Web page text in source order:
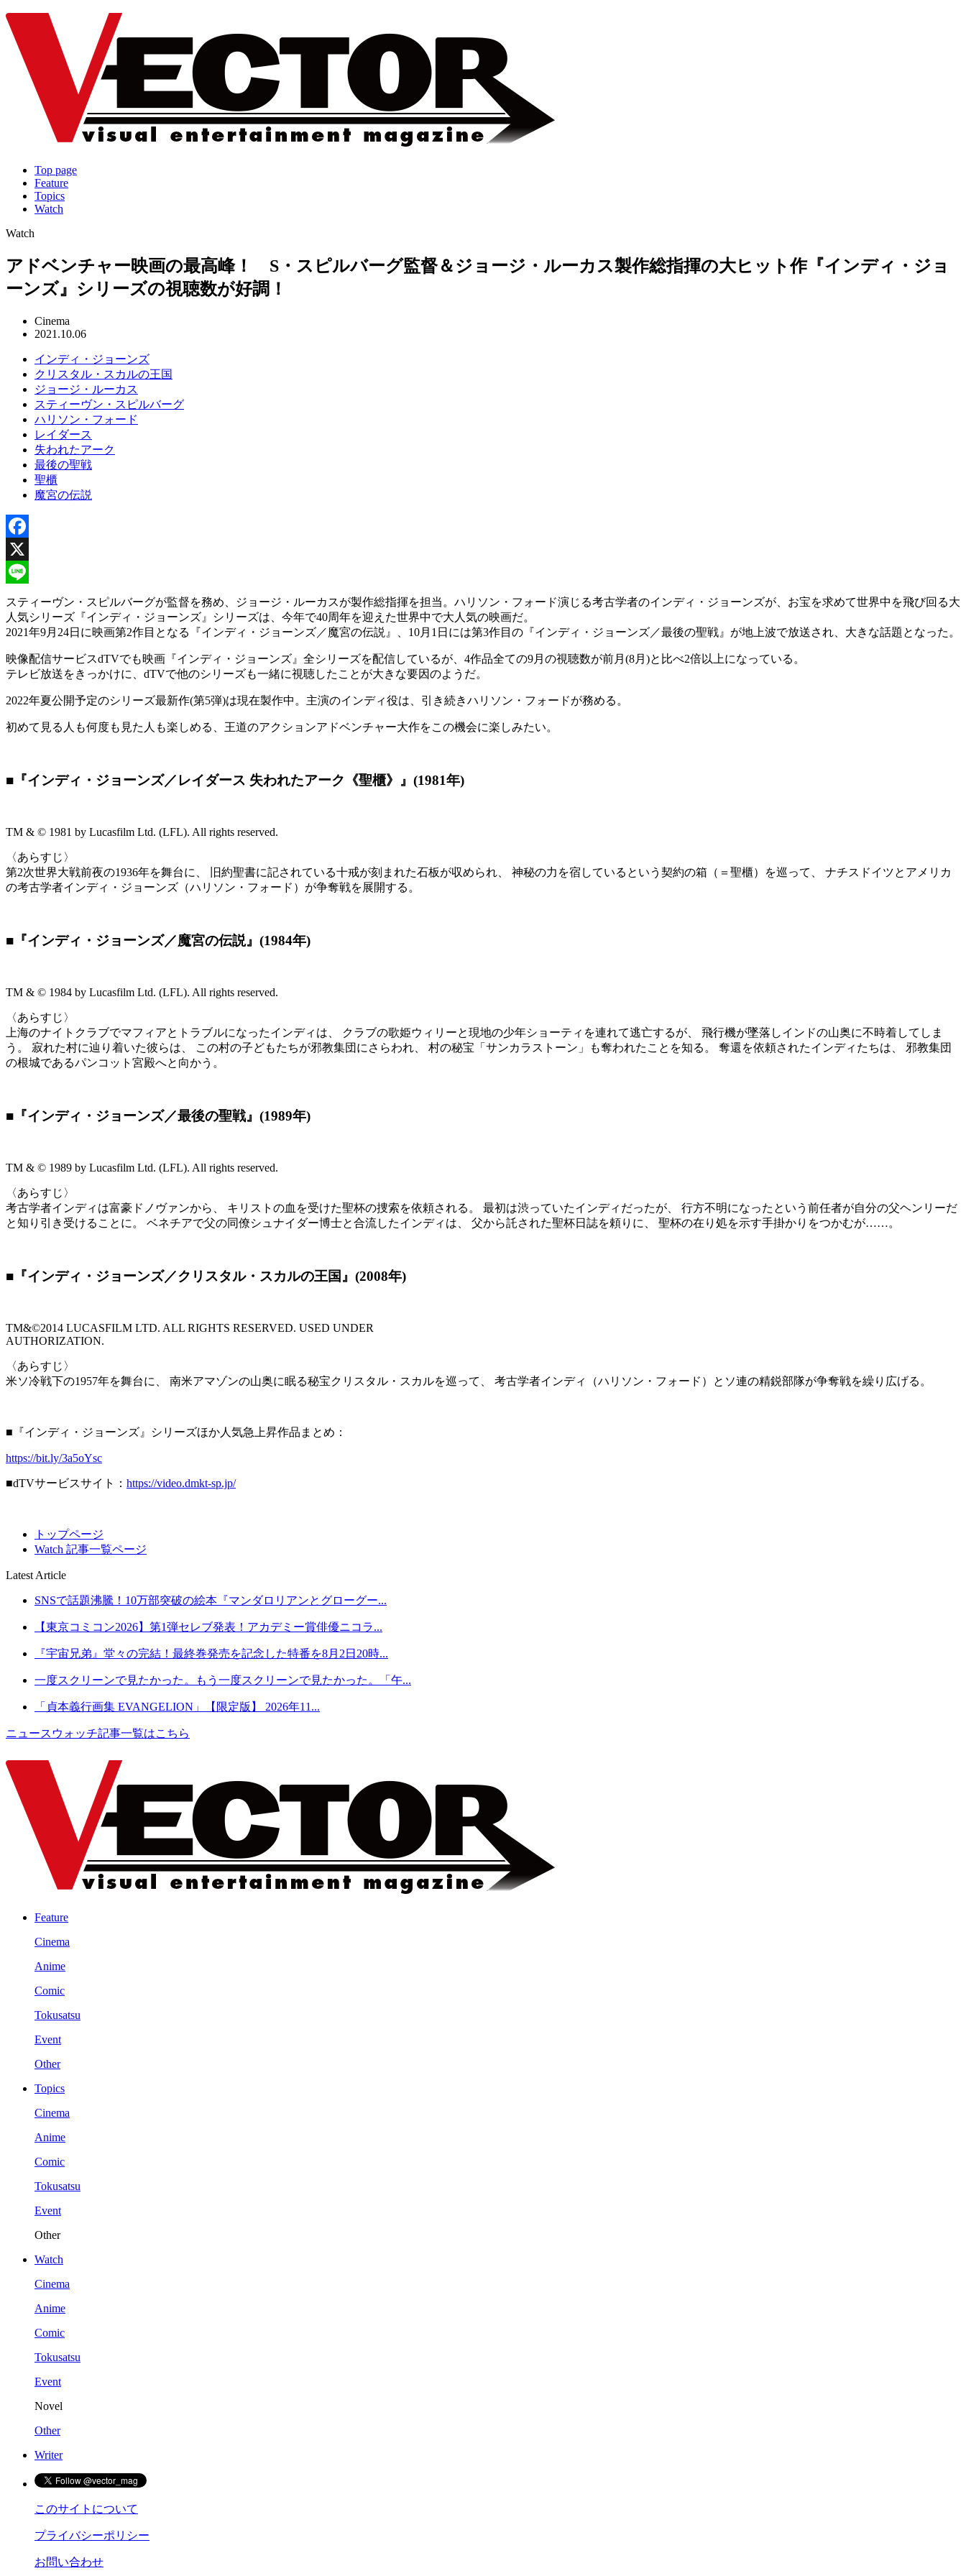
Top page
Feature
Topics
Watch
Watch
アドベンチャー映画の最高峰！ S・スピルバーグ監督＆ジョージ・ルーカス製作総指揮の大ヒット作『インディ・ジョ
ーンズ』シリーズの視聴数が好調！
Cinema
2021.10.06
インディ・ジョーンズ
クリスタル・スカルの王国
ジョージ・ルーカス
スティーヴン・スピルバーグ
ハリソン・フォード
レイダース
失われたアーク
最後の聖戦
聖櫃
魔宮の伝説
Facebook
X
スティーヴン・スピルバーグが監督を務め、ジョージ・ルーカスが製作総指揮を担当。ハリソン・フォード演じる考古学者のインディ・ジョーンズが、お宝を求めて世界中を飛び回る大
人気シリーズ『インディ・ジョーンズ』シリーズは、今年で40周年を迎えた世界中で大人気の映画だ。
2021年9月24日に映画第2作目となる『インディ・ジョーンズ／魔宮の伝説』、10月1日には第3作目の『インディ・ジョーンズ／最後の聖戦』が地上波で放送され、大きな話題となった。
映像配信サービスdTVでも映画『インディ・ジョーンズ』全シリーズを配信しているが、4作品全ての9月の視聴数が前月(8月)と比べ2倍以上になっている。
テレビ放送をきっかけに、dTVで他のシリーズも一緒に視聴したことが大きな要因のようだ。
2022年夏公開予定のシリーズ最新作(第5弾)は現在製作中。主演のインディ役は、引き続きハリソン・フォードが務める。
初めて見る人も何度も見た人も楽しめる、王道のアクションアドベンチャー大作をこの機会に楽しみたい。
■『インディ・ジョーンズ／レイダース 失われたアーク《聖櫃》』(1981年)
TM & © 1981 by Lucasfilm Ltd. (LFL). All rights reserved.
〈あらすじ〉
第2次世界大戦前夜の1936年を舞台に、 旧約聖書に記されている十戒が刻まれた石板が収められ、 神秘の力を宿しているという契約の箱（＝聖櫃）を巡って、 ナチスドイツとアメリカ
の考古学者インディ・ジョーンズ（ハリソン・フォード）が争奪戦を展開する。
■『インディ・ジョーンズ／魔宮の伝説』(1984年)
TM & © 1984 by Lucasfilm Ltd. (LFL). All rights reserved.
〈あらすじ〉
上海のナイトクラブでマフィアとトラブルになったインディは、 クラブの歌姫ウィリーと現地の少年ショーティを連れて逃亡するが、 飛行機が墜落しインドの山奥に不時着してしま
う。 寂れた村に辿り着いた彼らは、 この村の子どもたちが邪教集団にさらわれ、 村の秘宝「サンカラストーン」も奪われたことを知る。 奪還を依頼されたインディたちは、 邪教集団
の根城であるパンコット宮殿へと向かう。
■『インディ・ジョーンズ／最後の聖戦』(1989年)
TM & © 1989 by Lucasfilm Ltd. (LFL). All rights reserved.
〈あらすじ〉
考古学者インディは富豪ドノヴァンから、 キリストの血を受けた聖杯の捜索を依頼される。 最初は渋っていたインディだったが、 行方不明になったという前任者が自分の父ヘンリーだ
と知り引き受けることに。 ベネチアで父の同僚シュナイダー博士と合流したインディは、 父から託された聖杯日誌を頼りに、 聖杯の在り処を示す手掛かりをつかむが……。
■『インディ・ジョーンズ／クリスタル・スカルの王国』(2008年)
TM&©2014 LUCASFILM LTD. ALL RIGHTS RESERVED. USED UNDER
AUTHORIZATION.
〈あらすじ〉
米ソ冷戦下の1957年を舞台に、 南米アマゾンの山奥に眠る秘宝クリスタル・スカルを巡って、 考古学者インディ（ハリソン・フォード）とソ連の精鋭部隊が争奪戦を繰り広げる。
■『インディ・ジョーンズ』シリーズほか人気急上昇作品まとめ：
https://bit.ly/3a5oYsc
■dTVサービスサイト： https://video.dmkt-sp.jp/
トップページ
Watch 記事一覧ページ
Latest Article
SNSで話題沸騰！10万部突破の絵本『マンダロリアンとグローグー...
【東京コミコン2026】第1弾セレブ発表！アカデミー賞俳優ニコラ...
『宇宙兄弟』堂々の完結！最終巻発売を記念した特番を8月2日20時...
一度スクリーンで見たかった。もう一度スクリーンで見たかった。「午...
「貞本義行画集 EVANGELION」【限定版】 2026年11...
ニュースウォッチ記事一覧はこちら
Feature
Cinema
Anime
Comic
Tokusatsu
Event
Other
Topics
Cinema
Anime
Comic
Tokusatsu
Event
Other
Watch
Cinema
Anime
Comic
Tokusatsu
Event
Novel
Other
Writer
このサイトについて
プライバシーポリシー
お問い合わせ